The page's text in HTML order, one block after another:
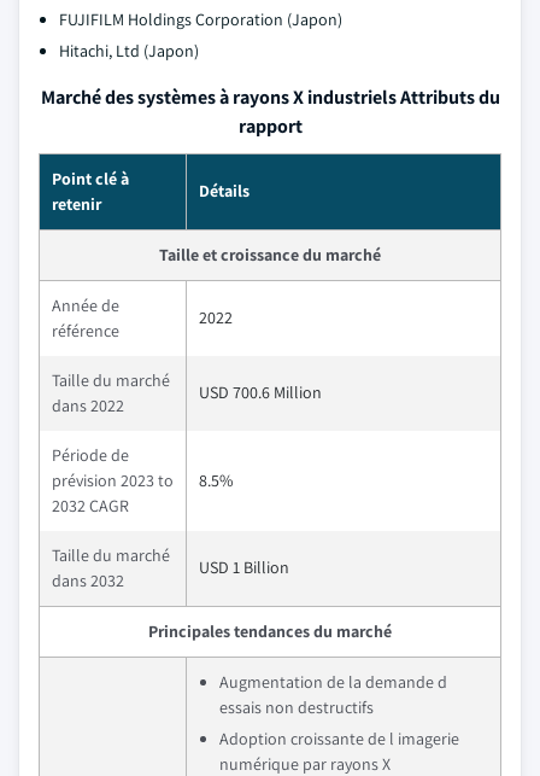
FUJIFILM Holdings Corporation (Japon)
Hitachi, Ltd (Japon)
Marché des systèmes à rayons X industriels Attributs du
rapport
Point clé à
retenir
Détails
Taille et croissance du marché
Année de
référence
2022
Taille du marché
dans 2022
USD 700.6 Million
Période de
prévision 2023 to
2032 CAGR
8.5%
Taille du marché
dans 2032
USD 1 Billion
Principales tendances du marché
Augmentation de la demande d
essais non destructifs
Adoption croissante de l imagerie
numérique par rayons X